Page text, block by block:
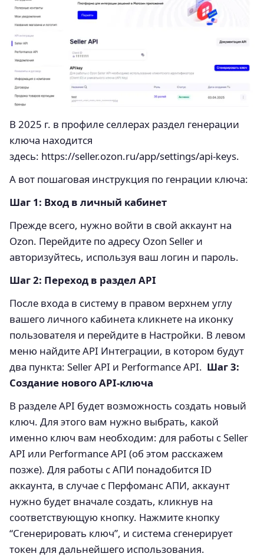
В 2025 г. в профиле селлерах раздел генерации
ключа находится
здесь: https://seller.ozon.ru/app/settings/api-keys.
А вот пошаговая инструкция по генрации ключа:
Шаг 1: Вход в личный кабинет
Прежде всего, нужно войти в свой аккаунт на
Ozon. Перейдите по адресу Ozon Seller и
авторизуйтесь, используя ваш логин и пароль.
Шаг 2: Переход в раздел API
После входа в систему в правом верхнем углу
вашего личного кабинета кликнете на иконку
пользователя и перейдите в Настройки. В левом
меню найдите API Интеграции, в котором будут
два пункта: Seller API и Performance API. Шаг 3:
Создание нового API-ключа
В разделе API будет возможность создать новый
ключ. Для этого вам нужно выбрать, какой
именно ключ вам необходим: для работы с Seller
API или Performance API (об этом расскажем
позже). Для работы с АПИ понадобится ID
аккаунта, в случае с Перфоманс АПИ, аккаунт
нужно будет вначале создать, кликнув на
соответствующую кнопку. Нажмите кнопку
“Сгенерировать ключ”, и система сгенерирует
токен для дальнейшего использования.